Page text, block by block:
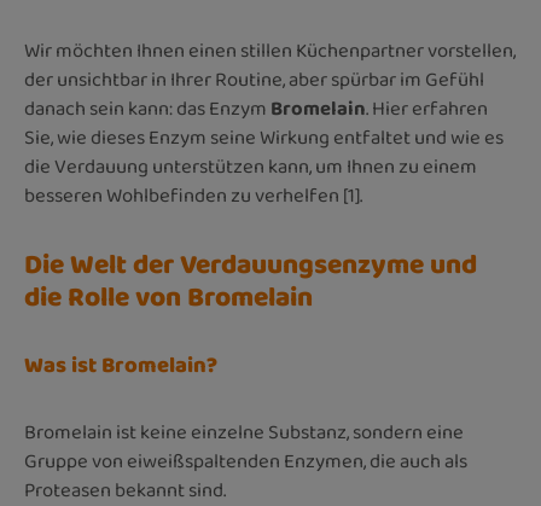
Wir möchten Ihnen einen stillen Küchenpartner vorstellen,
der unsichtbar in Ihrer Routine, aber spürbar im Gefühl
danach sein kann: das EnzymBromelain. Hier erfahren
Sie, wie dieses Enzym seine Wirkung entfaltet und wie es
die Verdauung unterstützen kann, um Ihnen zu einem
besseren Wohlbefinden zu verhelfen [1].
Die Welt der Verdauungsenzyme und
die Rolle von Bromelain
Was ist Bromelain?
Bromelain ist keine einzelne Substanz, sondern eine
Gruppe von eiweißspaltenden Enzymen, die auch als
Proteasen bekannt sind.